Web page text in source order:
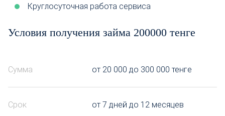
Круглосуточная работа сервиса
Условия получения займа 200000 тенге
Сумма от 20 000 до 300 000 тенге
Срок от 7 дней до 12 месяцев